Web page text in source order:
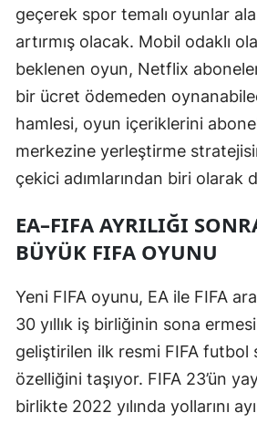
geçerek spor temalı oyunlar
artırmış olacak. Mobil odaklı
beklenen oyun, Netflix
bir ücret ödemeden
hamlesi, oyun içeriklerini
merkezine yerleştirme
çekici adımlarından biri olarak
EA–FIFA AYRILIĞI
BÜYÜK FIFA OYUNU
Yeni FIFA oyunu, EA ile FIFA
30 yıllık iş birliğinin sona
geliştirilen ilk resmi FIFA futbol
özelliğini taşıyor. FIFA 23’ün
birlikte 2022 yılında yollarını